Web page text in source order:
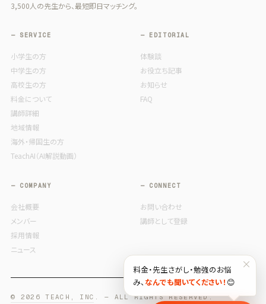
3,500人の先生から、最短即日マッチング。
— SERVICE
小学生の方
中学生の方
高校生の方
料金について
講師詳細
地域情報
海外・帰国生の方
TeachAI（AI解説動画）
— EDITORIAL
体験談
お役立ち記事
お知らせ
FAQ
— COMPANY
会社概要
メンバー
採用情報
ニュース
— CONNECT
お問い合わせ
講師として登録
© 2026 TEACH, INC. — ALL RIGHTS RESERVED.
×
料金・先生さがし・勉強のお悩
み、 なんでも聞いてください！ 😊